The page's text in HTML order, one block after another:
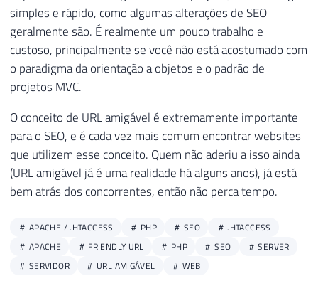
simples e rápido, como algumas alterações de SEO
geralmente são. É realmente um pouco trabalho e
custoso, principalmente se você não está acostumado com
o paradigma da orientação a objetos e o padrão de
projetos MVC.
O conceito de URL amigável é extremamente importante
para o SEO, e é cada vez mais comum encontrar websites
que utilizem esse conceito. Quem não aderiu a isso ainda
(URL amigável já é uma realidade há alguns anos), já está
bem atrás dos concorrentes, então não perca tempo.
APACHE / .HTACCESS PHP SEO
.HTACCESS
APACHE
FRIENDLY URL PHP SEO
SERVER
SERVIDOR
URL AMIGÁVEL WEB